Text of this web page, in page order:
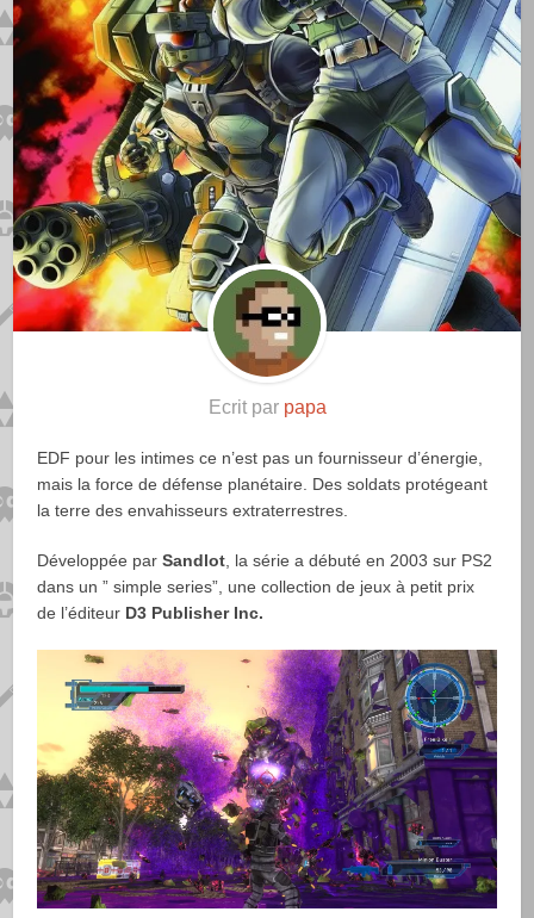
Ecrit par papa
EDF pour les intimes ce n’est pas un fournisseur d’énergie,
mais la force de défense planétaire. Des soldats protégeant
la terre des envahisseurs extraterrestres.
Développée parSandlot , la série a débuté en 2003 sur PS2
dans un ” simple series”, une collection de jeux à petit prix
de l’éditeur D3 Publisher Inc.